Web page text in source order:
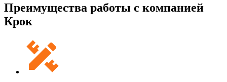
Преимущества работы с компанией
Крок